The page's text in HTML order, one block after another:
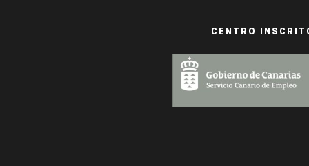
CENTRO